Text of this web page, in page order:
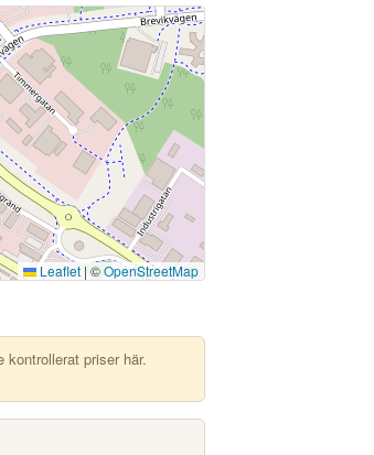
Leaflet | ©OpenStreetMap
priser här.